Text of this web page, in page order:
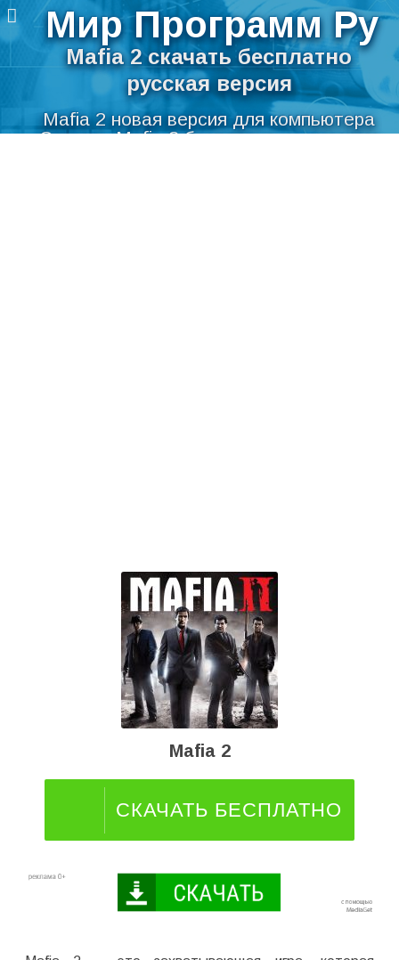
Мир Программ Ру
Mafia 2 скачать бесплатно
русская версия
Mafia 2 новая версия для компьютера
Скачать Mafia 2 бесплатно на русском
Mafia 2
СКАЧАТЬ БЕСПЛАТНО